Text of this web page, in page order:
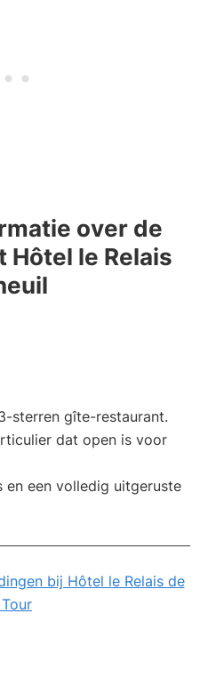
over de
Hôtel le Relais
sterren gîte-restaurant.
dat open is voor
een volledig uitgeruste
bij Hôtel le Relais de